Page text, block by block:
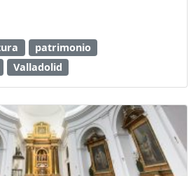
patrimonio
Valladolid